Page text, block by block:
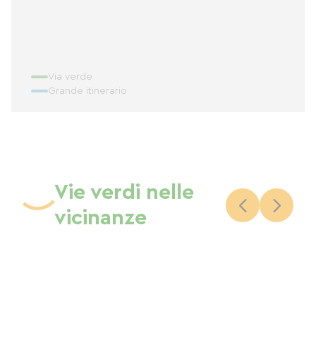
Via verde
Grande itinerario
Vie verdi nelle
vicinanze